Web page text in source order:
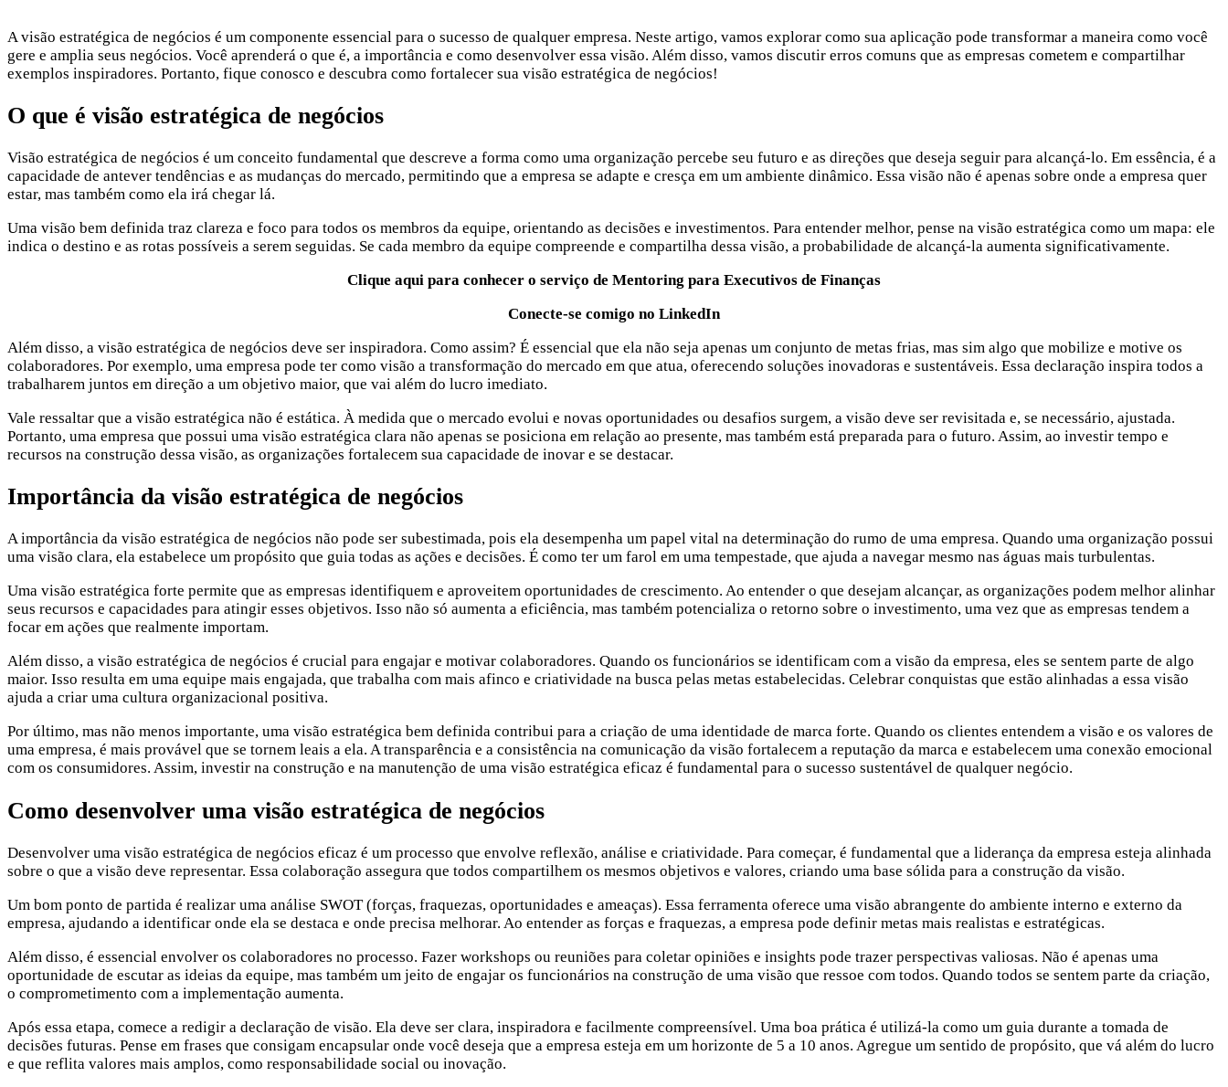
A visão estratégica de negócios é um componente essencial para o sucesso de qualquer empresa. Neste artigo, vamos explorar como sua aplicação pode transformar a maneira como você
gere e amplia seus negócios. Você aprenderá o que é, a importância e como desenvolver essa visão. Além disso, vamos discutir erros comuns que as empresas cometem e compartilhar
exemplos inspiradores. Portanto, fique conosco e descubra como fortalecer sua visão estratégica de negócios!
O que é visão estratégica de negócios
Visão estratégica de negócios é um conceito fundamental que descreve a forma como uma organização percebe seu futuro e as direções que deseja seguir para alcançá-lo. Em essência, é a
capacidade de antever tendências e as mudanças do mercado, permitindo que a empresa se adapte e cresça em um ambiente dinâmico. Essa visão não é apenas sobre onde a empresa quer
estar, mas também como ela irá chegar lá.
Uma visão bem definida traz clareza e foco para todos os membros da equipe, orientando as decisões e investimentos. Para entender melhor, pense na visão estratégica como um mapa: ele
indica o destino e as rotas possíveis a serem seguidas. Se cada membro da equipe compreende e compartilha dessa visão, a probabilidade de alcançá-la aumenta significativamente.
Clique aqui para conhecer o serviço de Mentoring para Executivos de Finanças
Conecte-se comigo no LinkedIn
Além disso, a visão estratégica de negócios deve ser inspiradora. Como assim? É essencial que ela não seja apenas um conjunto de metas frias, mas sim algo que mobilize e motive os
colaboradores. Por exemplo, uma empresa pode ter como visão a transformação do mercado em que atua, oferecendo soluções inovadoras e sustentáveis. Essa declaração inspira todos a
trabalharem juntos em direção a um objetivo maior, que vai além do lucro imediato.
Vale ressaltar que a visão estratégica não é estática. À medida que o mercado evolui e novas oportunidades ou desafios surgem, a visão deve ser revisitada e, se necessário, ajustada.
Portanto, uma empresa que possui uma visão estratégica clara não apenas se posiciona em relação ao presente, mas também está preparada para o futuro. Assim, ao investir tempo e
recursos na construção dessa visão, as organizações fortalecem sua capacidade de inovar e se destacar.
Importância da visão estratégica de negócios
A importância da visão estratégica de negócios não pode ser subestimada, pois ela desempenha um papel vital na determinação do rumo de uma empresa. Quando uma organização possui
uma visão clara, ela estabelece um propósito que guia todas as ações e decisões. É como ter um farol em uma tempestade, que ajuda a navegar mesmo nas águas mais turbulentas.
Uma visão estratégica forte permite que as empresas identifiquem e aproveitem oportunidades de crescimento. Ao entender o que desejam alcançar, as organizações podem melhor alinhar
seus recursos e capacidades para atingir esses objetivos. Isso não só aumenta a eficiência, mas também potencializa o retorno sobre o investimento, uma vez que as empresas tendem a
focar em ações que realmente importam.
Além disso, a visão estratégica de negócios é crucial para engajar e motivar colaboradores. Quando os funcionários se identificam com a visão da empresa, eles se sentem parte de algo
maior. Isso resulta em uma equipe mais engajada, que trabalha com mais afinco e criatividade na busca pelas metas estabelecidas. Celebrar conquistas que estão alinhadas a essa visão
ajuda a criar uma cultura organizacional positiva.
Por último, mas não menos importante, uma visão estratégica bem definida contribui para a criação de uma identidade de marca forte. Quando os clientes entendem a visão e os valores de
uma empresa, é mais provável que se tornem leais a ela. A transparência e a consistência na comunicação da visão fortalecem a reputação da marca e estabelecem uma conexão emocional
com os consumidores. Assim, investir na construção e na manutenção de uma visão estratégica eficaz é fundamental para o sucesso sustentável de qualquer negócio.
Como desenvolver uma visão estratégica de negócios
Desenvolver uma visão estratégica de negócios eficaz é um processo que envolve reflexão, análise e criatividade. Para começar, é fundamental que a liderança da empresa esteja alinhada
sobre o que a visão deve representar. Essa colaboração assegura que todos compartilhem os mesmos objetivos e valores, criando uma base sólida para a construção da visão.
Um bom ponto de partida é realizar uma análise SWOT (forças, fraquezas, oportunidades e ameaças). Essa ferramenta oferece uma visão abrangente do ambiente interno e externo da
empresa, ajudando a identificar onde ela se destaca e onde precisa melhorar. Ao entender as forças e fraquezas, a empresa pode definir metas mais realistas e estratégicas.
Além disso, é essencial envolver os colaboradores no processo. Fazer workshops ou reuniões para coletar opiniões e insights pode trazer perspectivas valiosas. Não é apenas uma
oportunidade de escutar as ideias da equipe, mas também um jeito de engajar os funcionários na construção de uma visão que ressoe com todos. Quando todos se sentem parte da criação,
o comprometimento com a implementação aumenta.
Após essa etapa, comece a redigir a declaração de visão. Ela deve ser clara, inspiradora e facilmente compreensível. Uma boa prática é utilizá-la como um guia durante a tomada de
decisões futuras. Pense em frases que consigam encapsular onde você deseja que a empresa esteja em um horizonte de 5 a 10 anos. Agregue um sentido de propósito, que vá além do lucro
e que reflita valores mais amplos, como responsabilidade social ou inovação.